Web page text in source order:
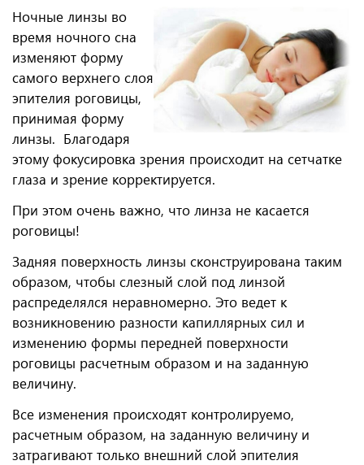
Ночные линзы во
время ночного сна
изменяют форму
самого верхнего слоя
эпителия роговицы,
принимая форму
линзы. ​ Благодаря
этому фокусировка зрения происходит на сетчатке
глаза и зрение корректируется.
При этом очень важно, что линза не касается
роговицы!
Задняя поверхность линзы сконструирована таким
образом, чтобы слезный слой под линзой
распределялся неравномерно. Это ведет к
возникновению разности капиллярных сил и
изменению формы передней поверхности
роговицы расчетным образом и на заданную
величину.​
Все изменения происходят контролируемо,
расчетным образом, на заданную величину и
затрагивают только внешний слой эпителия